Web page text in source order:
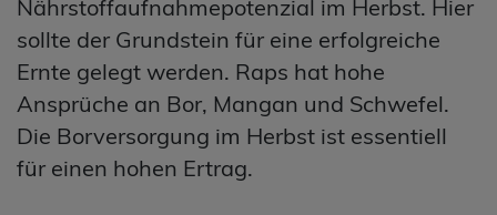
Nährstoffaufnahmepotenzial im Herbst. Hier
sollte der Grundstein für eine erfolgreiche
Ernte gelegt werden. Raps hat hohe
Ansprüche an Bor, Mangan und Schwefel.
Die Borversorgung im Herbst ist essentiell
für einen hohen Ertrag.